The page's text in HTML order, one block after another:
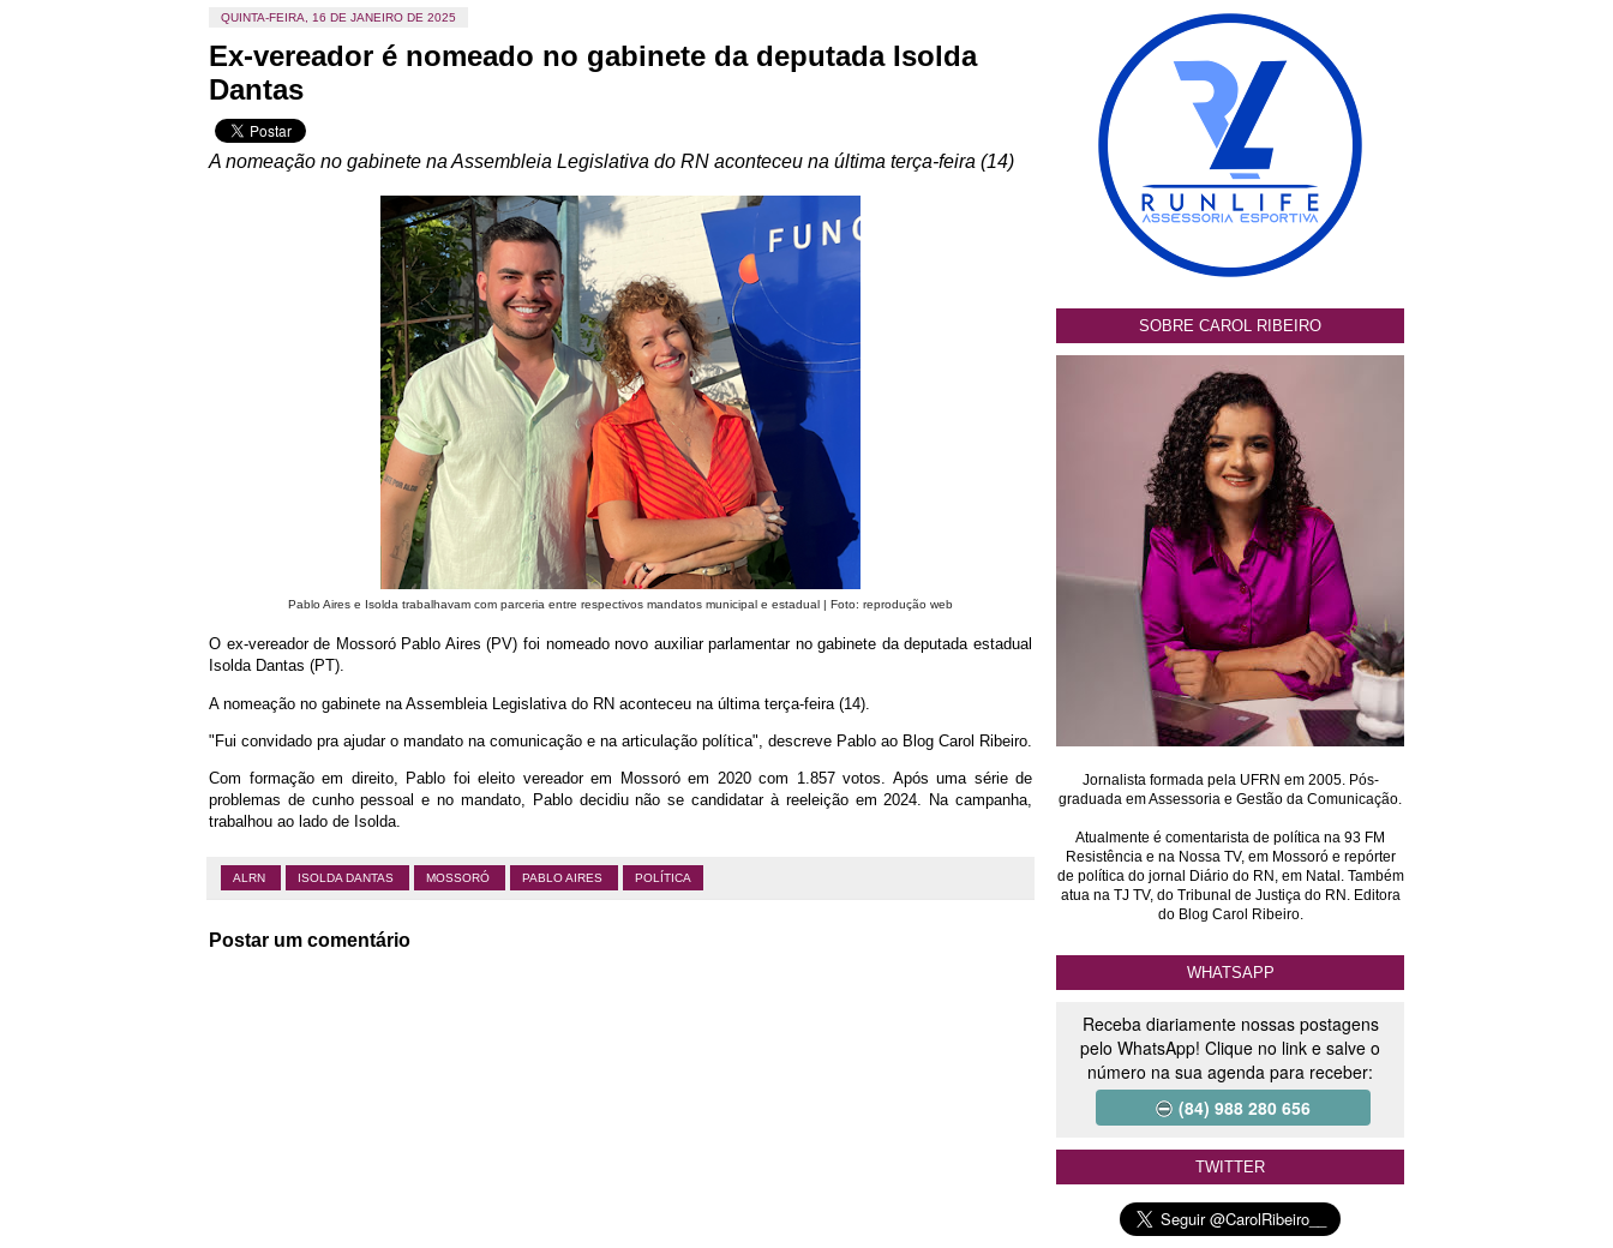
QUINTA-FEIRA, 16 DE JANEIRO DE 2025
Ex-vereador é nomeado no gabinete da deputada Isolda
Dantas
A nomeação no gabinete na Assembleia Legislativa do RN aconteceu na última terça-feira (14)
Pablo Aires e Isolda trabalhavam com parceria entre respectivos mandatos municipal e estadual | Foto: reprodução web
O ex-vereador de Mossoró Pablo Aires (PV) foi nomeado novo auxiliar parlamentar no gabinete da deputada estadual
Isolda Dantas (PT).
A nomeação no gabinete na Assembleia Legislativa do RN aconteceu na última terça-feira (14).
"Fui convidado pra ajudar o mandato na comunicação e na articulação política", descreve Pablo ao Blog Carol Ribeiro.
Com formação em direito, Pablo foi eleito vereador em Mossoró em 2020 com 1.857 votos. Após uma série de
problemas de cunho pessoal e no mandato, Pablo decidiu não se candidatar à reeleição em 2024. Na campanha,
trabalhou ao lado de Isolda.
ALRN ISOLDA DANTAS MOSSORÓ PABLO AIRES POLÍTICA
Postar um comentário
SOBRE CAROL RIBEIRO
Jornalista formada pela UFRN em 2005. Pós-
graduada em Assessoria e Gestão da Comunicação.
Atualmente é comentarista de política na 93 FM
Resistência e na Nossa TV, em Mossoró e repórter
de política do jornal Diário do RN, em Natal. Também
atua na TJ TV, do Tribunal de Justiça do RN. Editora
do Blog Carol Ribeiro.
WHATSAPP
Receba diariamente nossas postagens
pelo WhatsApp! Clique no link e salve o
número na sua agenda para receber:
(84) 988 280 656
TWITTER